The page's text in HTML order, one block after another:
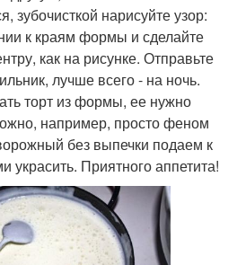
зубочисткой нарисуйте узор:
к краям формы и сделайте
как на рисунке. Отправьте
лучше всего - на ночь.
торт из формы, ее нужно
например, просто феном
без выпечки подаем к
Приятного аппетита!